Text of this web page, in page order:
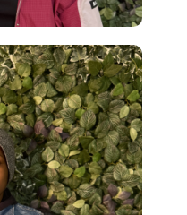
de façon...